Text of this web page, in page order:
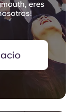
eres